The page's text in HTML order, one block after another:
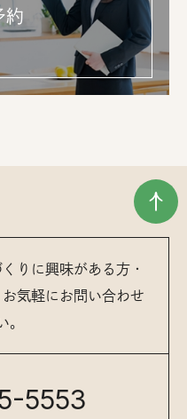
約
りに興味がある方・
気軽にお問い合わせ
。
5553